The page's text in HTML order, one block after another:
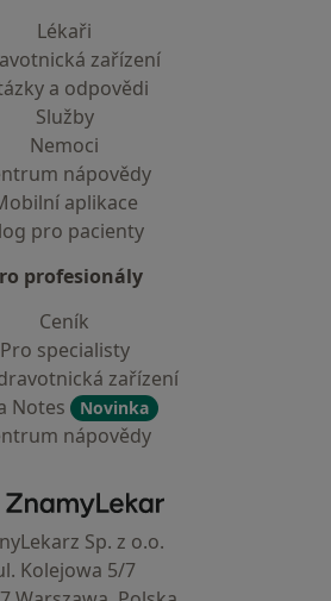
Lékaři
zařízení
a odpovědi
Služby
Nemoci
nápovědy
aplikace
pro pacienty
profesionály
Ceník
Pro specialisty
zařízení
Notes
Novinka
nápovědy
ZnamyLekar - Hlavní stránka
Sp. z o.o.
Kolejowa 5/7